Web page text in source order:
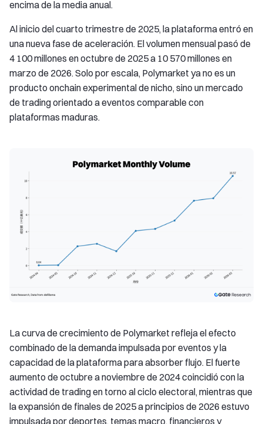
encima de la media anual.
Al inicio del cuarto trimestre de 2025, la plataforma entró en
una nueva fase de aceleración. El volumen mensual pasó de
4 100 millones en octubre de 2025 a 10 570 millones en
marzo de 2026. Solo por escala, Polymarket ya no es un
producto onchain experimental de nicho, sino un mercado
de trading orientado a eventos comparable con
plataformas maduras.
La curva de crecimiento de Polymarket refleja el efecto
combinado de la demanda impulsada por eventos y la
capacidad de la plataforma para absorber flujo. El fuerte
aumento de octubre a noviembre de 2024 coincidió con la
actividad de trading en torno al ciclo electoral, mientras que
la expansión de finales de 2025 a principios de 2026 estuvo
impulsada por deportes, temas macro, financieros y